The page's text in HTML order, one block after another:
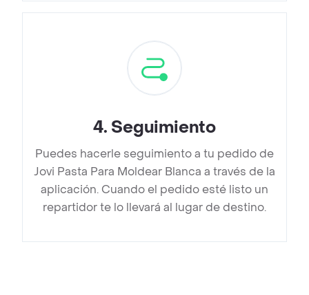
4. Seguimiento
Puedes hacerle seguimiento a tu pedido de
Jovi Pasta Para Moldear Blanca a través de la
aplicación. Cuando el pedido esté listo un
repartidor te lo llevará al lugar de destino.